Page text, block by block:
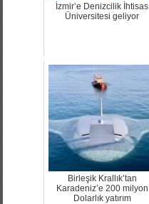
İzmir’e Denizcilik İhtisas
Üniversitesi geliyor
Birleşik Krallık’tan
Karadeniz’e 200 milyon
Dolarlık yatırım